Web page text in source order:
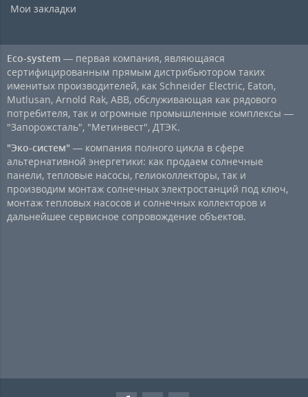
Мои закладки
Eco-system — первая компания, являющаяся
сертифицированным прямым дистрибьютором таких
именитых производителей, как Schneider Electric, Eaton,
Mutlusan, Arnold Rak, ABB, обслуживающая как рядового
потребителя, так и огромные промышленные комплексы —
"Запорожсталь", "Метинвест", ДТЭК.
"Эко-систем" — компания полного цикла в сфере
альтернативной энергетики: как продаем солнечные
панели, тепловые насосы, гелиоколлекторы, так и
производим монтаж солнечных электростанций под ключ,
монтаж тепловых насосов и солнечных коллекторов и
дальнейшее сервисное сопровождение объектов.